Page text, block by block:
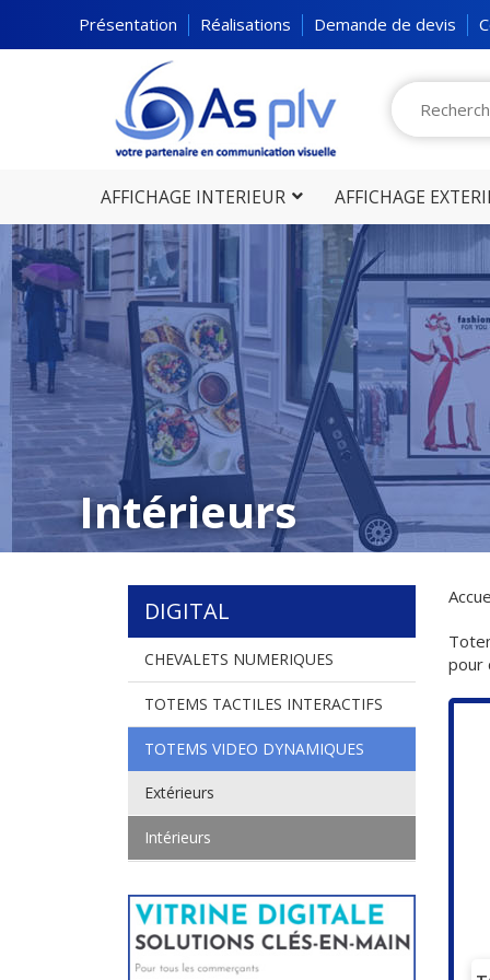
Présentation Réalisations Demande de devis
AFFICHAGE INTERIEUR AFFICHAGE
Intérieurs
DIGITAL
CHEVALETS NUMERIQUES
TOTEMS TACTILES INTERACTIFS
TOTEMS VIDEO DYNAMIQUES
Extérieurs
Intérieurs
pour